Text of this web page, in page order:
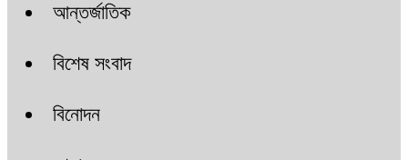
আন্তর্জাতিক
বিশেষ সংবাদ
বিনোদন